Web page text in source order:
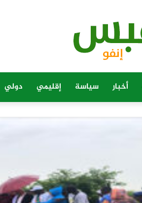
أخبار سياسة إقليمي دولي